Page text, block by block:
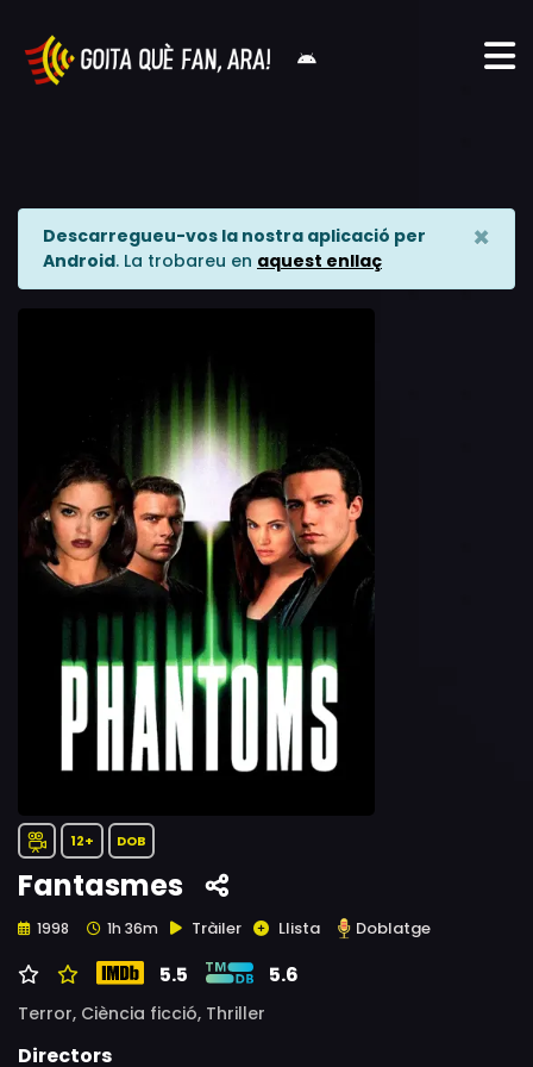
Descarregueu-vos la nostra aplicació per
Android. La trobareu en aquest enllaç
×
12+ DOB
Fantasmes
1998 1h 36m Tràiler Llista Doblatge
5.5 5.6
Terror, Ciència ficció, Thriller
Directors